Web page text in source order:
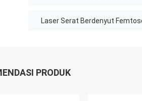
Laser Serat Berdenyut
PRODUK